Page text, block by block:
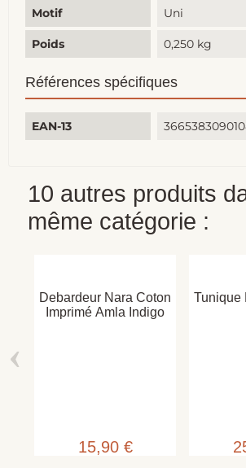
Motif Uni
Poids 0,250 kg
Références spécifiques
EAN-13
10 autres produits
même catégorie :
Debardeur Nara Coton
Imprimé Amla Indigo
15,90 €
Tunique
‹